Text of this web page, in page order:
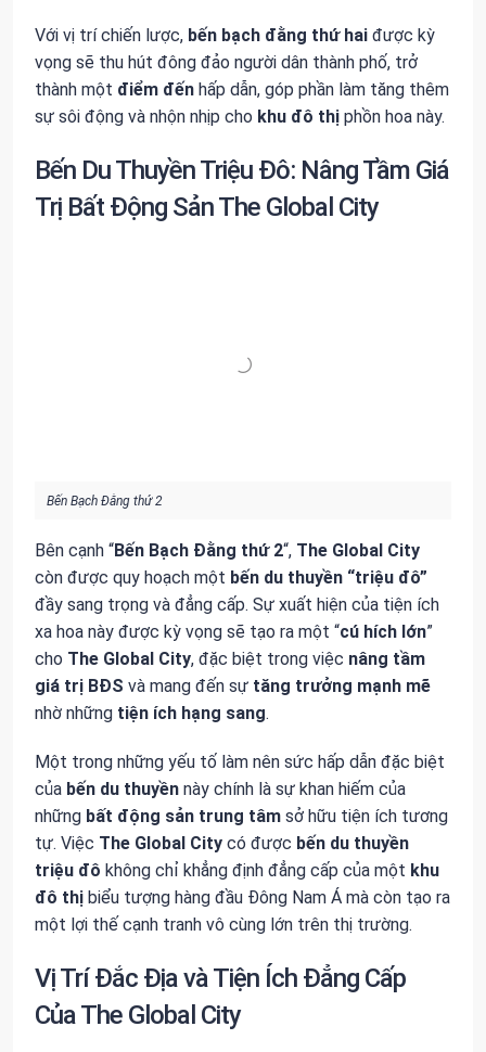
Với vị trí chiến lược, bến bạch đằng thứ hai được kỳ
vọng sẽ thu hút đông đảo người dân thành phố, trở
thành một điểm đến hấp dẫn, góp phần làm tăng thêm
sự sôi động và nhộn nhịp cho khu đô thị phồn hoa này.
Bến Du Thuyền Triệu Đô: Nâng Tầm Giá
Trị Bất Động Sản The Global City
Bến Bạch Đằng thứ 2
Bên cạnh “Bến Bạch Đằng thứ 2“, The Global City
còn được quy hoạch một bến du thuyền “triệu đô”
đầy sang trọng và đẳng cấp. Sự xuất hiện của tiện ích
xa hoa này được kỳ vọng sẽ tạo ra một “cú hích lớn”
cho The Global City, đặc biệt trong việc nâng tầm
giá trị BĐS và mang đến sự tăng trưởng mạnh mẽ
nhờ những tiện ích hạng sang.
Một trong những yếu tố làm nên sức hấp dẫn đặc biệt
của bến du thuyền này chính là sự khan hiếm của
những bất động sản trung tâm sở hữu tiện ích tương
tự. Việc The Global City có được bến du thuyền
triệu đô không chỉ khẳng định đẳng cấp của một khu
đô thị biểu tượng hàng đầu Đông Nam Á mà còn tạo ra
một lợi thế cạnh tranh vô cùng lớn trên thị trường.
Vị Trí Đắc Địa và Tiện Ích Đẳng Cấp
Của The Global City